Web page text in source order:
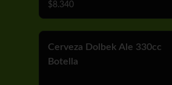
$8.340
Cerveza Dolbek Ale 330cc
Botella